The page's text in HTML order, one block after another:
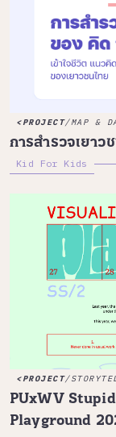
PROJECT/MAP &
การสำรวจเยา
Kid For Kids
PROJECT/
PUxWV
Playground